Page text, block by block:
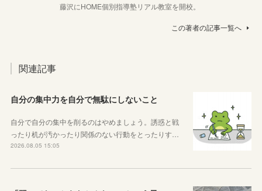
藤沢にHOME個別指導塾リアル教室を開校。
この著者の記事一覧へ
関連記事
自分の集中力を自分で無駄にしないこと
自分で自分の集中を削るのはやめましょう。誘惑と戦
ったり机が汚かったり関係のない行動をとったりす…
2026.08.05 15:05